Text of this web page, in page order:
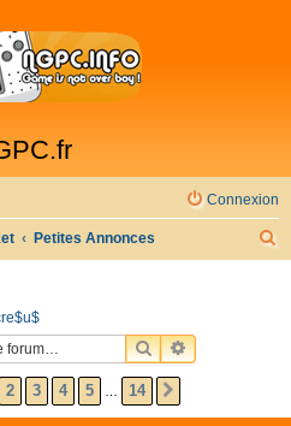
Connexion
Petites Annonces
RECHERCHER
RECHERCHE
1 SUR 14
2 3 4 5 14